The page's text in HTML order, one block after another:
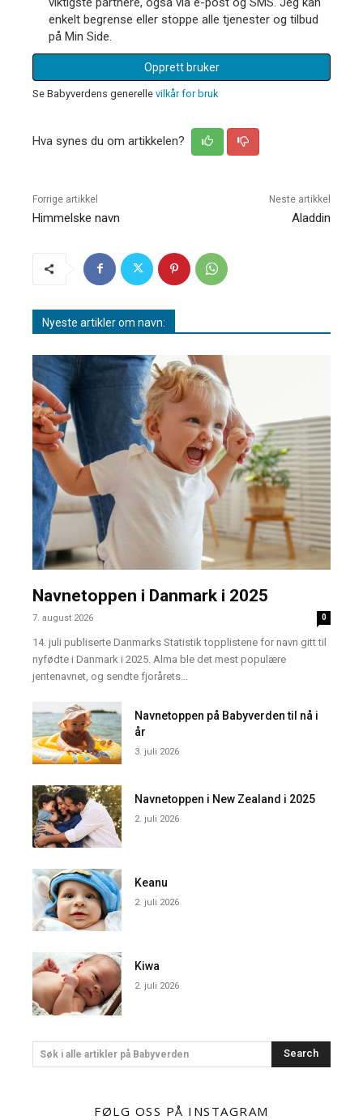
enkelt begrense eller stoppe alle tjenester og tilbud
på Min Side.
Opprett bruker
Se Babyverdens generelle vilkår for bruk
Hva synes du om artikkelen?
Forrige artikkel
Himmelske navn
Neste artikkel
Aladdin
Nyeste artikler om navn:
Navnetoppen i Danmark i 2025
7. august 2026 0
14. juli publiserte Danmarks Statistik topplistene for navn gitt til
nyfødte i Danmark i 2025. Alma ble det mest populære
jentenavnet, og sendte fjorårets...
Navnetoppen på Babyverden til nå i
år
3. juli 2026
Navnetoppen i New Zealand i 2025
2. juli 2026
Keanu
2. juli 2026
Kiwa
2. juli 2026
Søk i alle artikler på Babyverden Search
FØLG OSS PÅ INSTAGRAM